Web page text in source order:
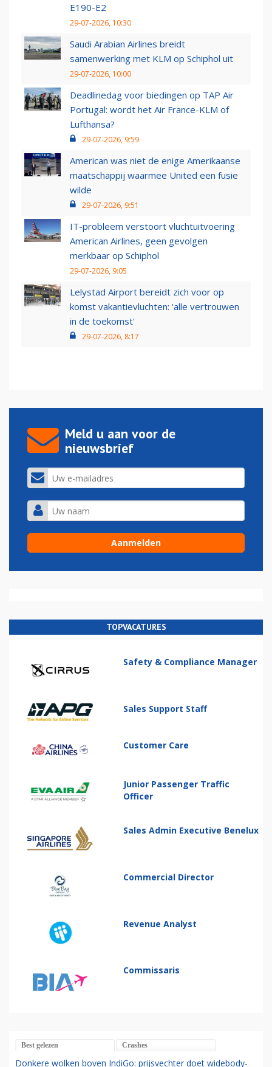
E190-E2
29-07-2026, 10:30
Saudi Arabian Airlines breidt
samenwerking met KLM op Schiphol uit
29-07-2026, 10:00
Deadlinedag voor biedingen op TAP Air
Portugal: wordt het Air France-KLM of
Lufthansa?
29-07-2026, 9:59
American was niet de enige Amerikaanse
maatschappij waarmee United een fusie
wilde
29-07-2026, 9:51
IT-probleem verstoort vluchtuitvoering
American Airlines, geen gevolgen
merkbaar op Schiphol
29-07-2026, 9:05
Lelystad Airport bereidt zich voor op
komst vakantievluchten: 'alle vertrouwen
in de toekomst'
29-07-2026, 8:17
Meld u aan voor de
nieuwsbrief
TOPVACATURES
Safety & Compliance Manager
Sales Support Staff
Customer Care
Junior Passenger Traffic
Officer
Sales Admin Executive Benelux
Commercial Director
Revenue Analyst
Commissaris
Best gelezen Crashes
Donkere wolken boven IndiGo: prijsvechter doet widebody-